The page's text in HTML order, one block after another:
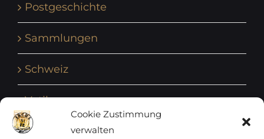
Cookie Zustimmung
verwalten
Postgeschichte
Sammlungen
Schweiz
Vatikan
Vereinte Nationen